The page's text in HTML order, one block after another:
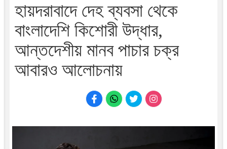
হায়দরাবাদে দেহ ব্যবসা থেকে
বাংলাদেশি কিশোরী উদ্ধার,
আন্তদেশীয় মানব পাচার চক্র
আবারও আলোচনায়